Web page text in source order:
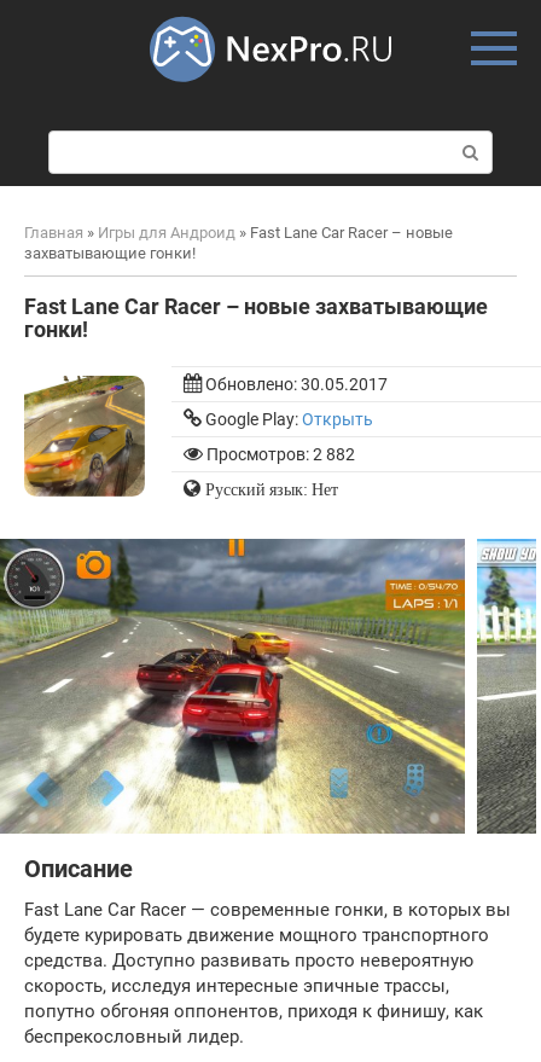
о
и
к
Главная » Игры для Андроид » Fast Lane Car Racer – новые
захватывающие гонки!
Fast Lane Car Racer – новые захватывающие
гонки!
Обновлено:30.05.2017
Google Play:Открыть
Просмотров: 2 882
Русский язык: Нет
Описание
Fast Lane Car Racer — современные гонки, в которых вы
будете курировать движение мощного транспортного
средства. Доступно развивать просто невероятную
скорость, исследуя интересные эпичные трассы,
попутно обгоняя оппонентов, приходя к финишу, как
беспрекословный лидер.